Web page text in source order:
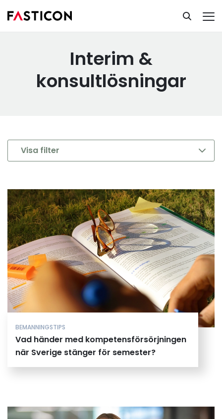
Ta del av vår kunskapsbank Interim & konsultlösningar
Interim &
konsultlösningar
Visa filter
BEMANNINGSTIPS
Vad händer med kompetensförsörjningen
när Sverige stänger för semester?